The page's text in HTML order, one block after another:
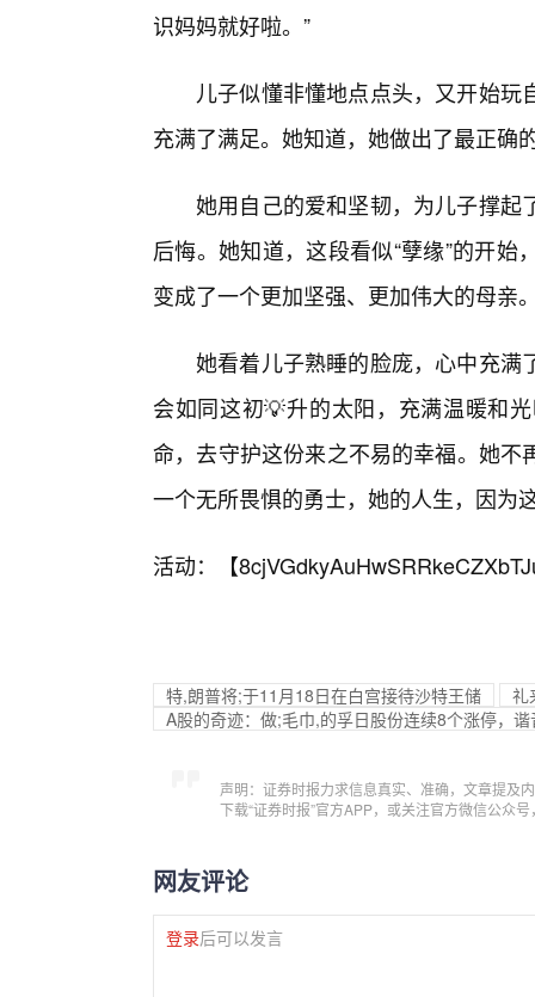
识妈妈就好啦。”
儿子似懂非懂地点点头，又开始
充满了满足。她知道，她做出了最正确
她用自己的爱和坚韧，为儿子撑起
后悔。她知道，这段看似“孽缘”的开
变成了一个更加坚强、更加伟大的母亲
她看着儿子熟睡的脸庞，心中充满
会如同这初💡升的太阳，充满温暖和
命，去守护这份来之不易的幸福。她
一个无所畏惧的勇士，她的人生，因为
活动：【
特,朗普将;于11月18日在白宫接待沙特王储
礼
A股的奇迹：做;毛巾,的孚日股份连续8个涨停，谐
声明：证券时报力求信息真实、准确，文章提及
下载“证券时报”官方APP，或关注官方微信公众
网友评论
登录后可以发言